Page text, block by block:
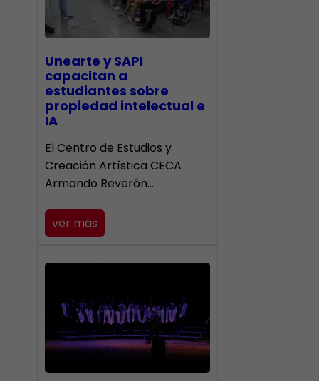
Unearte y SAPI
capacitan a
estudiantes sobre
propiedad intelectual e
IA
El Centro de Estudios y
Creación Artística CECA
Armando Reverón…
ver más